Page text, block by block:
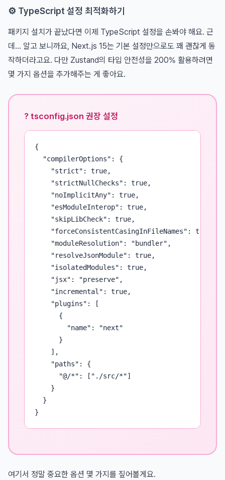
⚙️ TypeScript 설정 최적화하기
패키지 설치가 끝났다면 이제 TypeScript 설정을 손봐야 해요. 근
데... 알고 보니까요, Next.js 15는 기본 설정만으로도 꽤 괜찮게 동
작하더라고요. 다만 Zustand의 타입 안전성을 200% 활용하려면
몇 가지 옵션을 추가해주는 게 좋아요.
? tsconfig.json 권장 설정
{
  "compilerOptions": {
    "strict": true,
    "strictNullChecks": true,
    "noImplicitAny": true,
    "esModuleInterop": true,
    "skipLibCheck": true,
    "forceConsistentCasingInFileNames": true,
    "moduleResolution": "bundler",
    "resolveJsonModule": true,
    "isolatedModules": true,
    "jsx": "preserve",
    "incremental": true,
    "plugins": [
      {
        "name": "next"
      }
    ],
    "paths": {
      "@/*": ["./src/*"]
    }
  }
}
여기서 정말 중요한 옵션 몇 가지를 짚어볼게요.